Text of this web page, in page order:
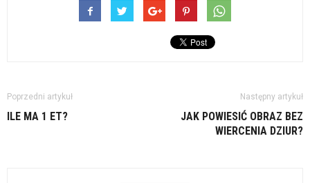
Poprzedni artykuł
ILE MA 1 ET?
Następny artykuł
JAK POWIESIĆ OBRAZ BEZ
WIERCENIA DZIUR?